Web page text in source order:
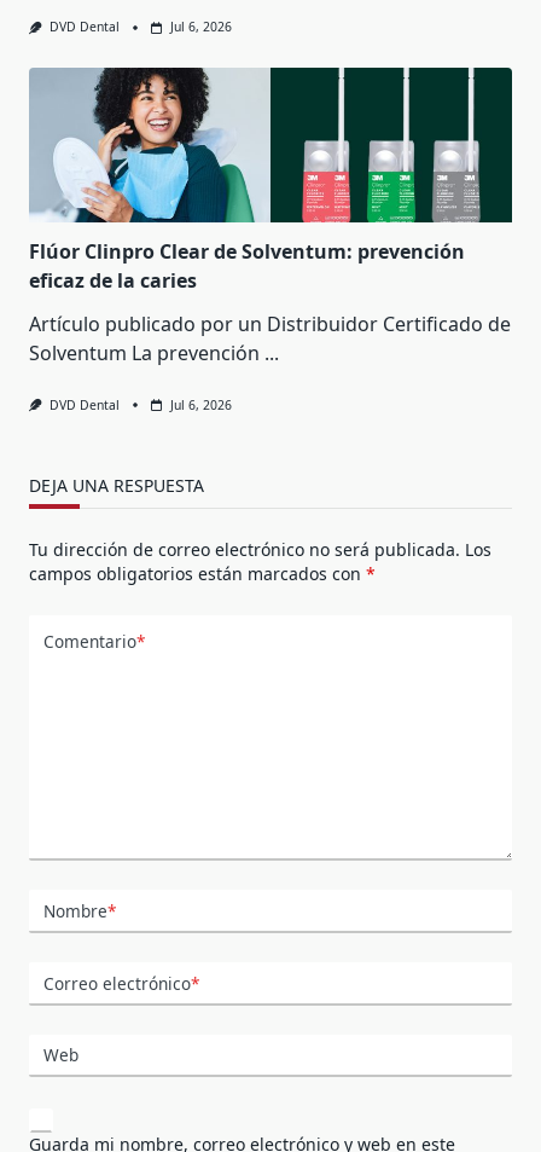
DVD Dental Jul 6, 2026
Flúor Clinpro Clear de Solventum: prevención
eficaz de la caries
Artículo publicado por un Distribuidor Certificado de
Solventum La prevención ...
DVD Dental Jul 6, 2026
DEJA UNA RESPUESTA
Tu dirección de correo electrónico no será publicada. Los
campos obligatorios están marcados con *
Comentario*
Nombre*
Correo electrónico*
Web
Guarda mi nombre, correo electrónico y web en este